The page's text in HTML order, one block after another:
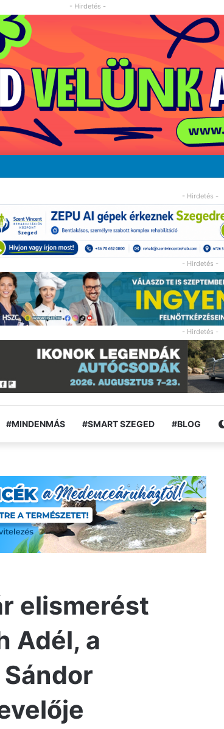
- Hirdetés -
- Hirdetés -
- Hirdetés -
- Hirdetés -
#MINDENMÁS #SMART SZEGED #BLOG
elismerést
Adél, a